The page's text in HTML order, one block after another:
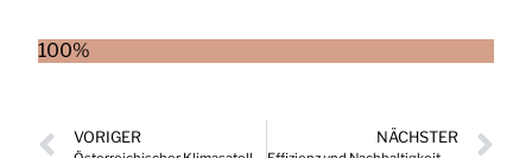
100%
VORIGER NÄCHSTER